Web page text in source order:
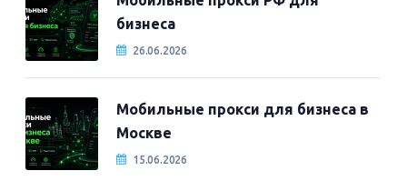
бизнеса
26.06.2026
Мобильные прокси для бизнеса в
Москве
15.06.2026